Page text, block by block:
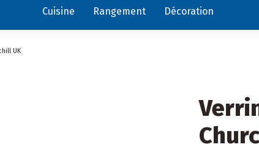
Cuisine Rangement Décoration
UK